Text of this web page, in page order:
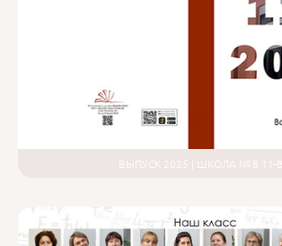
ВЫПУСК 2025 | ШКОЛА № 8 11-В